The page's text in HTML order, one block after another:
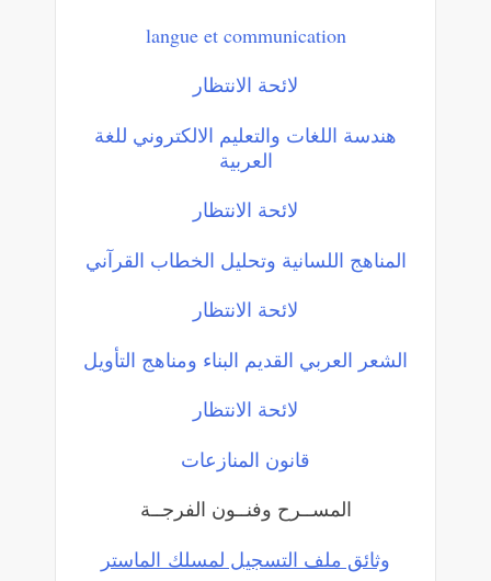
langue et communication
لائحة الانتظار
هندسة اللغات والتعلیم الالكتروني للغة
العربیة
لائحة الانتظار
المناهج اللسانية وتحليل الخطاب القرآني
لائحة الانتظار
الشعر العربي القديم البناء ومناهج التأويل
لائحة الانتظار
قانون المنازعات
المســرح وفنــون الفرجــة
وثائق ملف التسجيل لمسلك الماستر